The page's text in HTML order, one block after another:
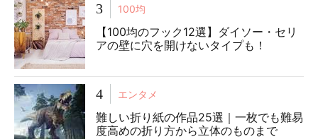
3 100均
【100均のフック12選】ダイソー・セリ
アの壁に穴を開けないタイプも！
4 エンタメ
難しい折り紙の作品25選｜一枚でも難易
度高めの折り方から立体のものまで